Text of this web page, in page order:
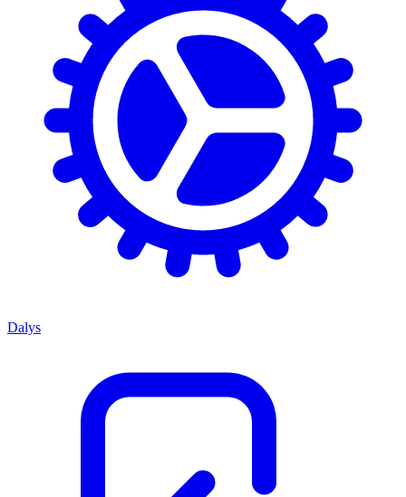
Dalys